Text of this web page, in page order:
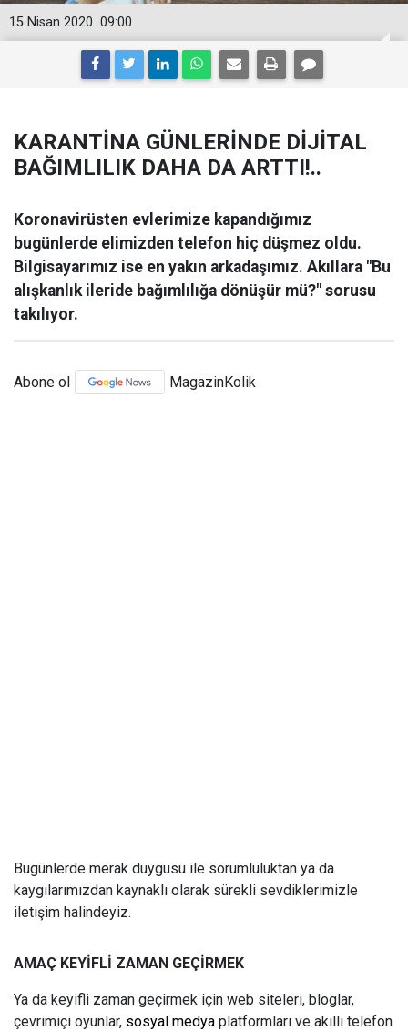
09:00
15 Nisan 2020
KARANTİNA GÜNLERİNDE DİJİTAL
BAĞIMLILIK DAHA DA ARTTI!..
Koronavirüsten evlerimize kapandığımız
bugünlerde elimizden telefon hiç düşmez oldu.
Bilgisayarımız ise en yakın arkadaşımız. Akıllara "Bu
alışkanlık ileride bağımlılığa dönüşür mü?" sorusu
takılıyor.
Abone ol MagazinKolik
Bugünlerde merak duygusu ile sorumluluktan ya da
kaygılarımızdan kaynaklı olarak sürekli sevdiklerimizle
iletişim halindeyiz.
AMAÇ KEYİFLİ ZAMAN GEÇİRMEK
Ya da keyifli zaman geçirmek için web siteleri, bloglar,
çevrimiçi oyunlar, sosyal medya platformları ve akıllı telefon